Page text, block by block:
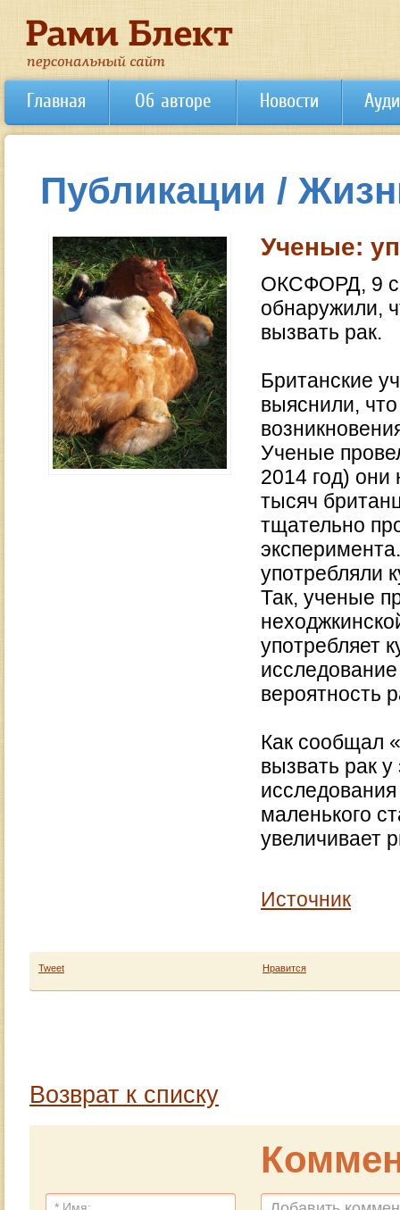
Главная Об авторе Новости
Публикации /
Ученые:
ОКСФОРД, 9
обнаружили,
вызвать рак.
Британские
выяснили,
Ученые
2014 год) они
тысяч
тщательно
употребляли
Так, ученые
употребляет
вероятность
Как сообщал
вызвать рак
маленького
увеличивает
Источник
Tweet Нравится
Возврат к списку